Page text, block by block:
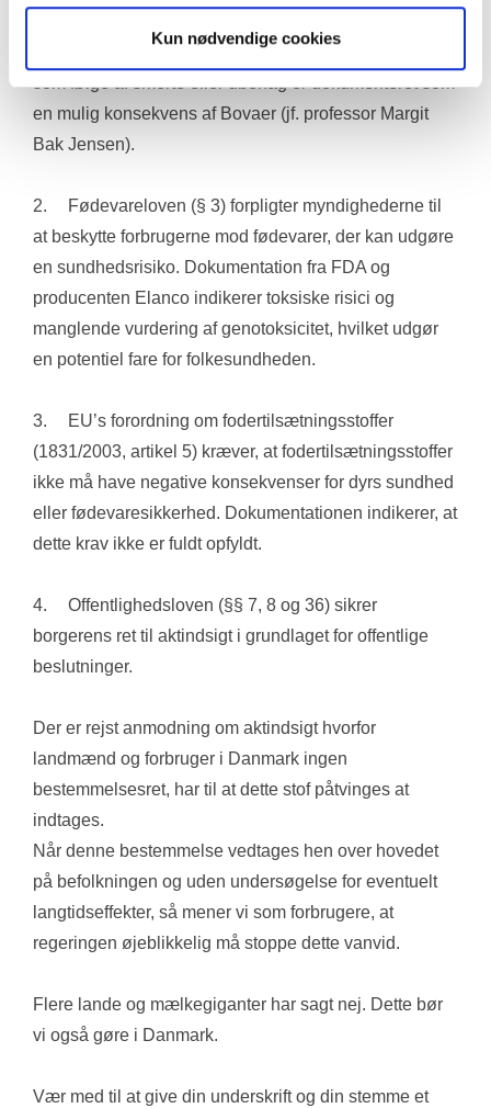
Kun nødvendige cookies
beskyttes mod unødig lidelse. Reduceret foderoptag
som følge af smerte eller ubehag er dokumenteret som
en mulig konsekvens af Bovaer (jf. professor Margit
Bak Jensen).
2.	Fødevareloven (§ 3) forpligter myndighederne til
at beskytte forbrugerne mod fødevarer, der kan udgøre
en sundhedsrisiko. Dokumentation fra FDA og
producenten Elanco indikerer toksiske risici og
manglende vurdering af genotoksicitet, hvilket udgør
en potentiel fare for folkesundheden.
3.	EU’s forordning om fodertilsætningsstoffer
(1831/2003, artikel 5) kræver, at fodertilsætningsstoffer
ikke må have negative konsekvenser for dyrs sundhed
eller fødevaresikkerhed. Dokumentationen indikerer, at
dette krav ikke er fuldt opfyldt.
4.	Offentlighedsloven (§§ 7, 8 og 36) sikrer
borgerens ret til aktindsigt i grundlaget for offentlige
beslutninger.
Der er rejst anmodning om aktindsigt hvorfor
landmænd og forbruger i Danmark ingen
bestemmelsesret, har til at dette stof påtvinges at
indtages.
Når denne bestemmelse vedtages hen over hovedet
på befolkningen og uden undersøgelse for eventuelt
langtidseffekter, så mener vi som forbrugere, at
regeringen øjeblikkelig må stoppe dette vanvid.
Flere lande og mælkegiganter har sagt nej. Dette bør
vi også gøre i Danmark.
Vær med til at give din underskrift og din stemme et